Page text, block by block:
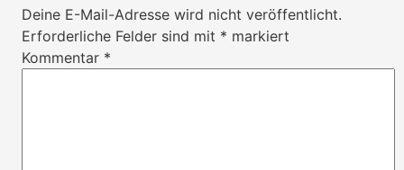
Deine E-Mail-Adresse wird nicht veröffentlicht.
Erforderliche Felder sind mit * markiert
Kommentar *